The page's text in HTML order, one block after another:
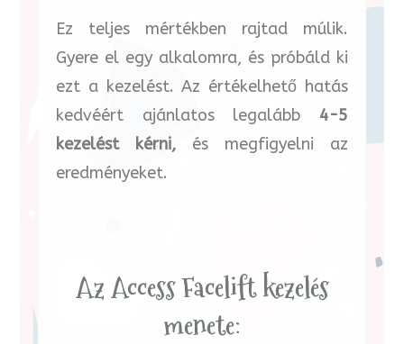
Ez teljes mértékben rajtad múlik.
Gyere el egy alkalomra, és próbáld ki
ezt a kezelést. Az értékelhető hatás
kedvéért ajánlatos legalább 4-5
kezelést kérni, és megfigyelni az
eredményeket.
Az Access Facelift kezelés
menete: